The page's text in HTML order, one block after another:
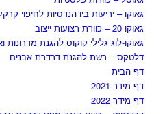
גאוקו – יריעות ביו הנדסיות לחיפוי
גאוקו 20 – כוורת רצועות ייצוב
גאוקו-לוג גלילי קוקוס להגנת מדרונות
דלטקס – רשת להגנת דרדרת אבנים
דף הבית
דף מידר 2021
דף מידר 2022